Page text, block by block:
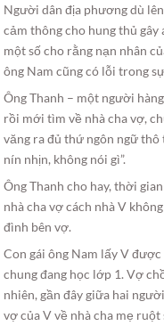
Người dân địa phương dù
cảm thông cho hung thủ gây
một số cho rằng nạn nhân
ông Nam cũng có lỗi trong
Ông Thanh – một người
rồi mới tìm về nhà cha vợ,
văng ra đủ thứ ngôn ngữ
nín nhịn, không nói gì”.
Ông Thanh cho hay, thời
nhà cha vợ cách nhà V
đình bên vợ.
Con gái ông Nam lấy V
chung đang học lớp 1. Vợ
nhiên, gần đây giữa hai
vợ của V về nhà cha mẹ